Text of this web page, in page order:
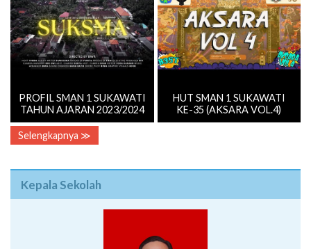
PROFIL SMAN 1 SUKAWATI
TAHUN AJARAN 2023/2024
HUT SMAN 1 SUKAWATI
KE-35 (AKSARA VOL.4)
Selengkapnya ≫
Kepala Sekolah